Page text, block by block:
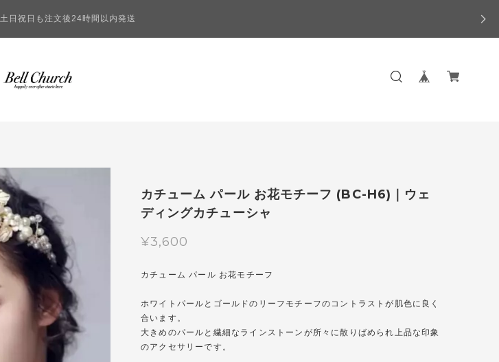
土日祝日も注文後24時間以内発送
カチューム パール お花モチーフ (BC-H6)｜ウェ
ディングカチューシャ
¥3,600
カチューム パール お花モチーフ
ホワイトパールとゴールドのリーフモチーフのコントラストが肌色に良く
合います。
大きめのパールと繊細なラインストーンが所々に散りばめられ上品な印象
のアクセサリーです。